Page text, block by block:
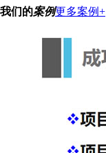
我们的案例更多案例+